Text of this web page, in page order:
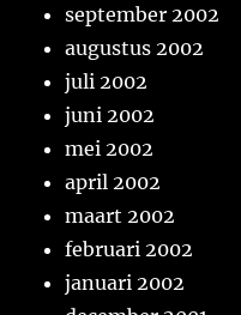
september 2002
augustus 2002
juli 2002
juni 2002
mei 2002
april 2002
maart 2002
februari 2002
januari 2002